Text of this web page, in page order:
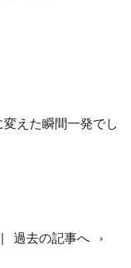
変えた瞬間一発でし
| 過去の記事へ ›